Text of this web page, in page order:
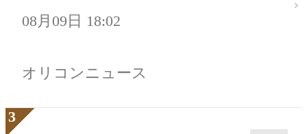
08月09日 18:02
オリコンニュース